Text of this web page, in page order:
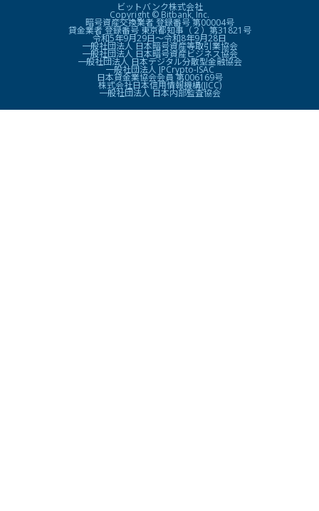
ビットバンク株式会社
Copyright © Bitbank, Inc.
暗号資産交換業者 登録番号 第00004号
貸金業者 登録番号 東京都知事（２）第31821号
令和5年9月29日〜令和8年9月28日
一般社団法人 日本暗号資産等取引業協会
一般社団法人 日本暗号資産ビジネス協会
一般社団法人 日本デジタル分散型金融協会
一般社団法人 JPCrypto-ISAC
日本貸金業協会会員 第006169号
株式会社日本信用情報機構(JICC)
一般社団法人 日本内部監査協会